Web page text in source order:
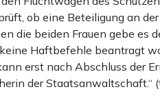
ob eine Beteiligung an
die beiden Frauen gebe es
Haftbefehle beantragt
erst nach Abschluss der
der Staatsanwaltschaft.“